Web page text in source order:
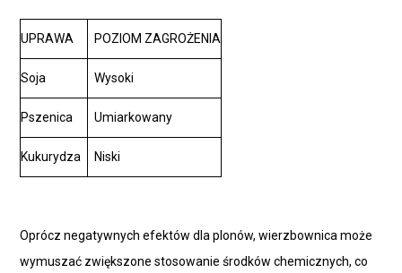
UPRAWA POZIOM ZAGROŻENIA
Soja Wysoki
Pszenica Umiarkowany
Kukurydza Niski
Oprócz negatywnych efektów dla plonów, wierzbownica może
wymuszać zwiększone stosowanie środków chemicznych, co